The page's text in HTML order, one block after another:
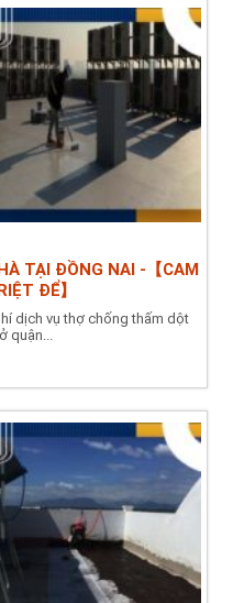
TẠI ĐỒNG NAI -【CAM
ĐỂ】
dịch vụ thợ chống thấm dột
quận...